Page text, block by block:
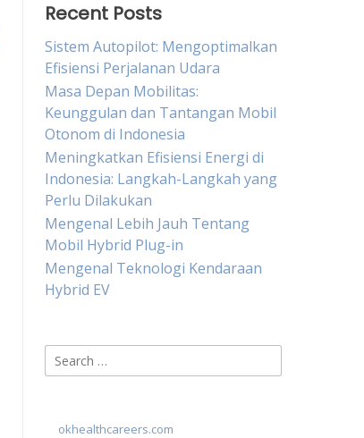
Recent Posts
Sistem Autopilot: Mengoptimalkan
Efisiensi Perjalanan Udara
Masa Depan Mobilitas:
Keunggulan dan Tantangan Mobil
Otonom di Indonesia
Meningkatkan Efisiensi Energi di
Indonesia: Langkah-Langkah yang
Perlu Dilakukan
Mengenal Lebih Jauh Tentang
Mobil Hybrid Plug-in
Mengenal Teknologi Kendaraan
Hybrid EV
Search
for:
okhealthcareers.com